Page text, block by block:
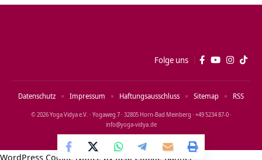
Folge uns
© 2026 Yoga Vidya e.V. · Yogaweg 7 · 32805 Horn‑Bad Meinberg · +49 5234 87‑0 ·
info@yoga‑vidya.de
Datenschutz Impressum Haftungsausschluss Sitemap RSS
WordPress Cookie Notice by Real Cookie Banner